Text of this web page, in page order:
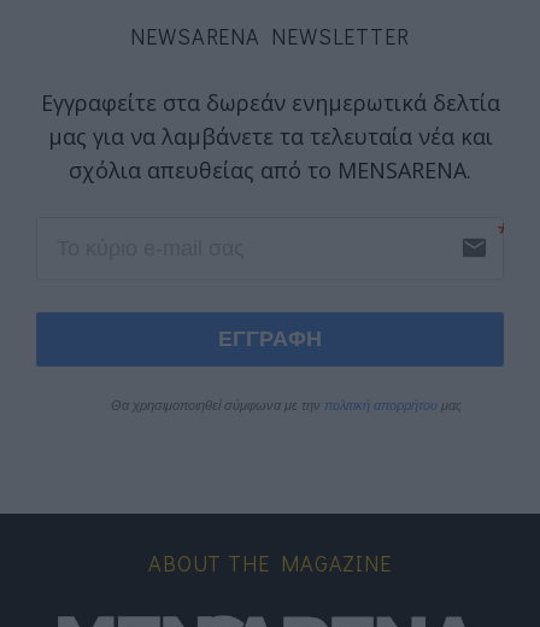
NEWSARENA NEWSLETTER
Εγγραφείτε στα δωρεάν ενημερωτικά δελτία
μας για να λαμβάνετε τα τελευταία νέα και
σχόλια απευθείας από το MENSARENA.
email
ΕΓΓΡΑΦΗ
Θα χρησιμοποιηθεί σύμφωνα με την πολιτική απορρήτου μας
ABOUT THE MAGAZINE